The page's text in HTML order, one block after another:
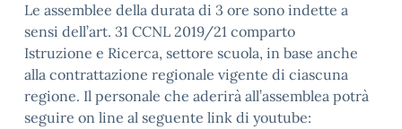
Le assemblee della durata di 3 ore sono indette a
sensi dell’art. 31 CCNL 2019/21 comparto
Istruzione e Ricerca, settore scuola, in base anche
alla contrattazione regionale vigente di ciascuna
regione. Il personale che aderirà all’assemblea potrà
seguire on line al seguente link di youtube: